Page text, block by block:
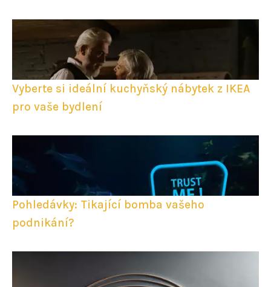
Vyberte si ideální kuchyňský nábytek z IKEA
pro vaše bydlení
Pohledávky: Tikající bomba vašeho
podnikání?